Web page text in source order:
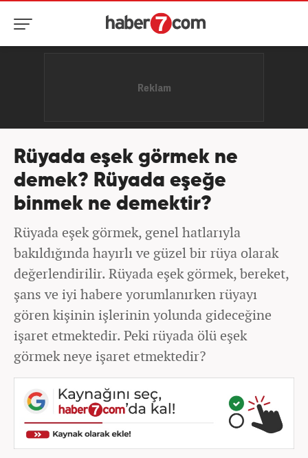
Rüyada eşek görmek ne
demek? Rüyada eşeğe
binmek ne demektir?
Rüyada eşek görmek, genel hatlarıyla
bakıldığında hayırlı ve güzel bir rüya olarak
değerlendirilir. Rüyada eşek görmek, bereket,
şans ve iyi habere yorumlanırken rüyayı
gören kişinin işlerinin yolunda gideceğine
işaret etmektedir. Peki rüyada ölü eşek
görmek neye işaret etmektedir?